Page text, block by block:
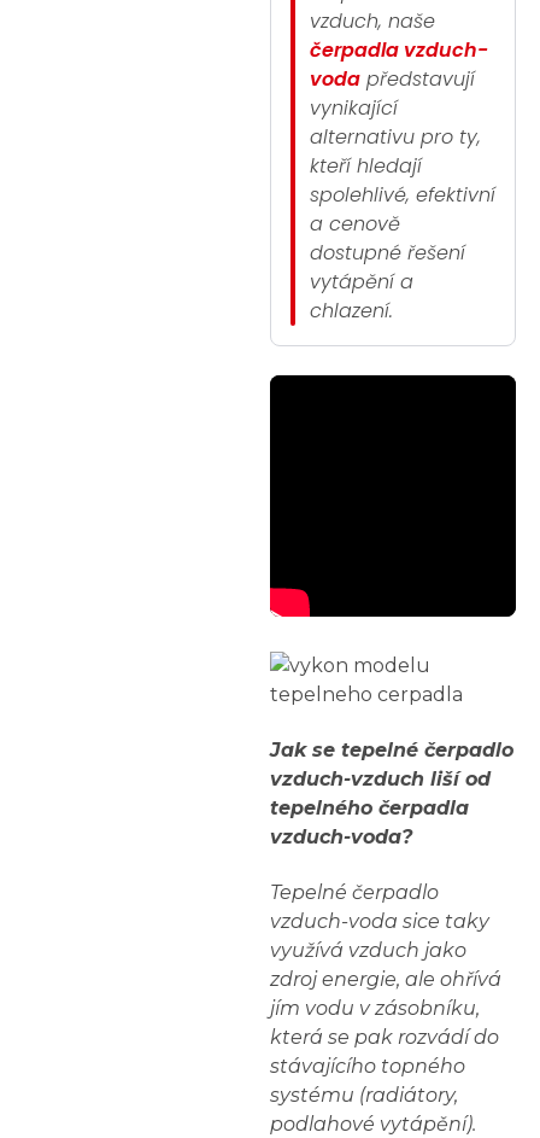
vzduch, naše
čerpadla vzduch-
voda představují
vynikající
alternativu pro ty,
kteří hledají
spolehlivé, efektivní
a cenově
dostupné řešení
vytápění a
chlazení.
Jak se tepelné čerpadlo
vzduch-vzduch liší od
tepelného čerpadla
vzduch-voda?
Tepelné čerpadlo
vzduch-voda sice taky
využívá vzduch jako
zdroj energie, ale ohřívá
jím vodu v zásobníku,
která se pak rozvádí do
stávajícího topného
systému (radiátory,
podlahové vytápění).